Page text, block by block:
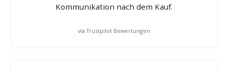
Kommunikation nach dem Kauf.
via Trustpilot Bewertungen